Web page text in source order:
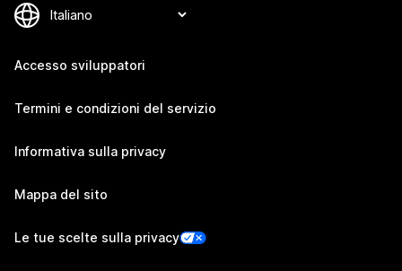
Accesso sviluppatori
Termini e condizioni del servizio
Informativa sulla privacy
Mappa del sito
Le tue scelte sulla privacy